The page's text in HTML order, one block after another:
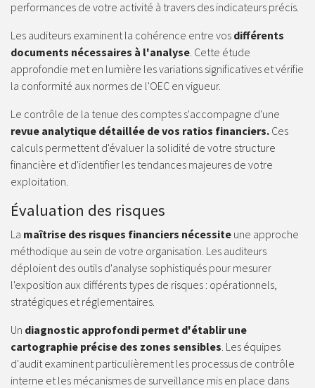
performances de votre activité à travers des indicateurs précis.
Les auditeurs examinent la cohérence entre vos différents
documents nécessaires à l'analyse. Cette étude
approfondie met en lumière les variations significatives et vérifie
la conformité aux normes de l'OEC en vigueur.
Le contrôle de la tenue des comptes s'accompagne d'une
revue analytique détaillée de vos ratios financiers. Ces
calculs permettent d'évaluer la solidité de votre structure
financière et d'identifier les tendances majeures de votre
exploitation.
Évaluation des risques
La maîtrise des risques financiers nécessite une approche
méthodique au sein de votre organisation. Les auditeurs
déploient des outils d'analyse sophistiqués pour mesurer
l'exposition aux différents types de risques : opérationnels,
stratégiques et réglementaires.
Un diagnostic approfondi permet d'établir une
cartographie précise des zones sensibles. Les équipes
d'audit examinent particulièrement les processus de contrôle
interne et les mécanismes de surveillance mis en place dans